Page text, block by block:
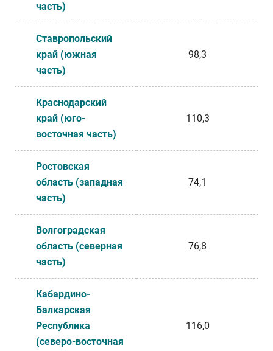
часть)
Ставропольский
край (южная
часть)
98,3
Краснодарский
край (юго-
восточная часть)
110,3
Ростовская
область (западная
часть)
74,1
Волгоградская
область (северная
часть)
76,8
Кабардино-
Балкарская
Республика
(северо-восточная
116,0